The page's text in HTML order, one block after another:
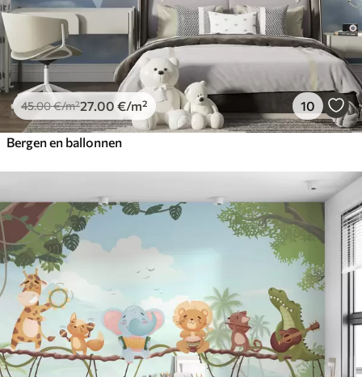
45.00€/m²27 .00 €/m² 10
Bergen en ballonnen